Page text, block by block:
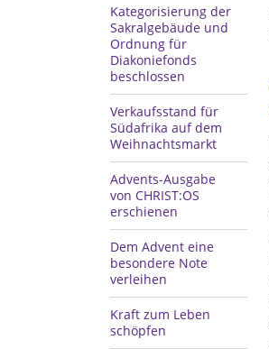
Kategorisierung der
Sakralgebäude und
Ordnung für
Diakoniefonds
beschlossen
Verkaufsstand für
Südafrika auf dem
Weihnachtsmarkt
Advents-Ausgabe
von CHRIST:OS
erschienen
Dem Advent eine
besondere Note
verleihen
Kraft zum Leben
schöpfen